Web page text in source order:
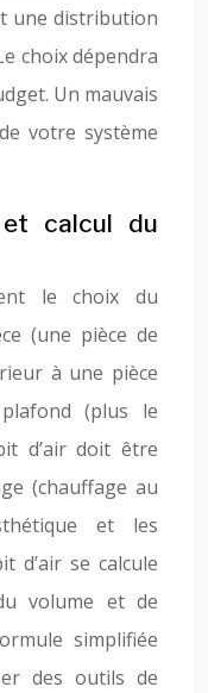
une distribution
choix dépendra
Un mauvais
votre système
calcul du
le choix du
(une pièce de
à une pièce
(plus le
d’air doit être
(chauffage au
et les
d’air se calcule
volume et de
simplifiée
des outils de